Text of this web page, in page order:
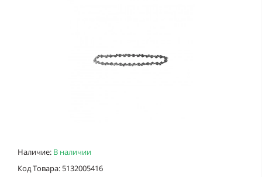
Наличие: В наличии
Код Товара: 5132005416